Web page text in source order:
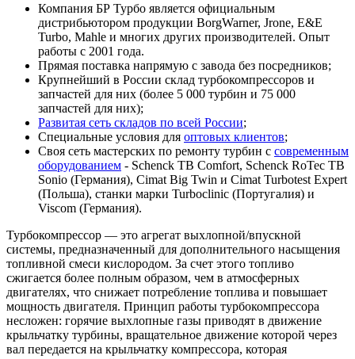
Компания БР Турбо является официальным
дистрибьютором продукции BorgWarner, Jrone, E&E
Turbo, Mahle и многих других производителей. Опыт
работы с 2001 года.
Прямая поставка напрямую с завода без посредников;
Крупнейший в России склад турбокомпрессоров и
запчастей для них (более 5 000 турбин и 75 000
запчастей для них);
Развитая сеть складов по всей России;
Специальные условия для оптовых клиентов;
Своя сеть мастерских по ремонту турбин с современным
оборудованием - Schenck TB Comfort, Schenck RoTec TB
Sonio (Германия), Cimat Big Twin и Cimat Turbotest Expert
(Польша), станки марки Turboclinic (Португалия) и
Viscom (Германия).
Турбокомпрессор — это агрегат выхлопной/впускной
системы, предназначенный для дополнительного насыщения
топливной смеси кислородом. За счет этого топливо
сжигается более полным образом, чем в атмосферных
двигателях, что снижает потребление топлива и повышает
мощность двигателя. Принцип работы турбокомпрессора
несложен: горячие выхлопные газы приводят в движение
крыльчатку турбины, вращательное движение которой через
вал передается на крыльчатку компрессора, которая